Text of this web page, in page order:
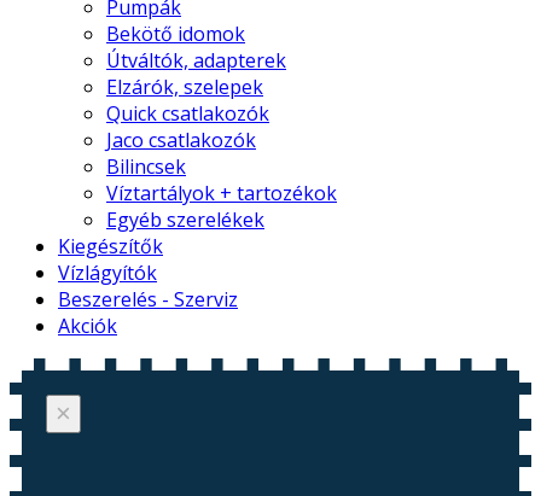
Pumpák
Bekötő idomok
Útváltók, adapterek
Elzárók, szelepek
Quick csatlakozók
Jaco csatlakozók
Bilincsek
Víztartályok + tartozékok
Egyéb szerelékek
Kiegészítők
Vízlágyítók
Beszerelés - Szerviz
Akciók
×